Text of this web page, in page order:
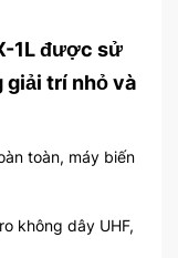
1L được sử
giải trí nhỏ và
toàn, máy biến
không dây UHF,